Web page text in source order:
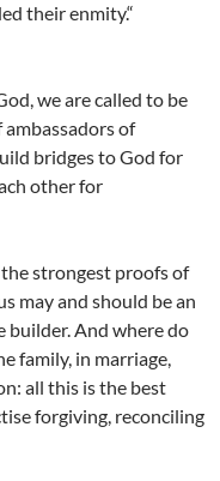
their enmity.“
we are called to be
ambassadors of
bridges to God for
other for
the strongest proofs of
may and should be an
builder. And where do
family, in marriage,
all this is the best
forgiving, reconciling